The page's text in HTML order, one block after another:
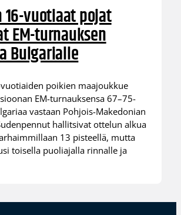
16-vuotiaat pojat
EM-turnauksen
Bulgarialle
poikien maajoukkue
EM-turnauksensa 67–75-
vastaan Pohjois-Makedonian
hallitsivat ottelun alkua
13 pisteellä, mutta
toisella puoliajalla rinnalle ja